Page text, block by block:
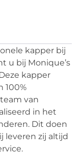
kapper bij
u bij Monique’s
kapper
100%
van
in het
Dit doen
leveren zij altijd